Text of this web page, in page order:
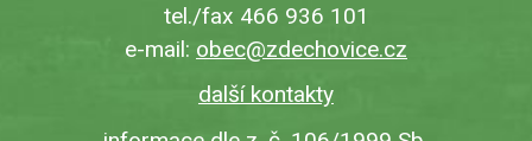
tel./fax 466 936 101
e-mail: obec@zdechovice.cz
další kontakty